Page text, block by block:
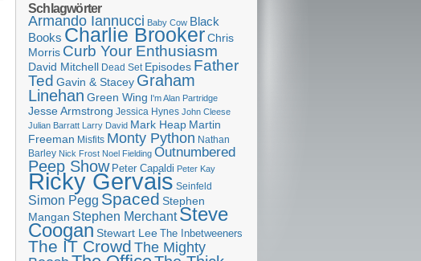
Schlagwörter
Armando Iannucci Baby Cow Black
Books Charlie BrookerChris
Morris Curb Your Enthusiasm
David Mitchell Dead Set Episodes Father
Ted Gavin & Stacey Graham
Linehan Green Wing I'm Alan Partridge
Jesse Armstrong Jessica Hynes John Cleese
Julian Barratt Larry David Mark Heap Martin
Freeman Misfits Monty Python Nathan
Barley Nick Frost Noel Fielding Outnumbered
Peep Show Peter Capaldi Peter Kay
Ricky Gervais Seinfeld
Simon Pegg Spaced Stephen
Mangan Stephen Merchant Steve
CooganStewart Lee The Inbetweeners
The IT Crowd The Mighty